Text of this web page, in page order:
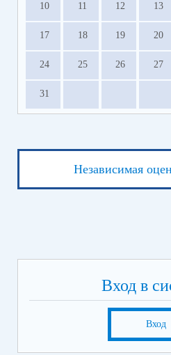
10 11 12 13
17 18 19 20
24 25 26 27
31
Независимая
Вход в
Вход